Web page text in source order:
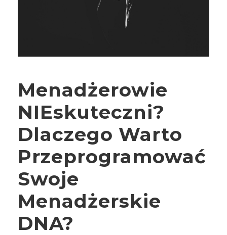
Menadżerowie
NIEskuteczni?
Dlaczego Warto
Przeprogramować
Swoje
Menadżerskie
DNA?